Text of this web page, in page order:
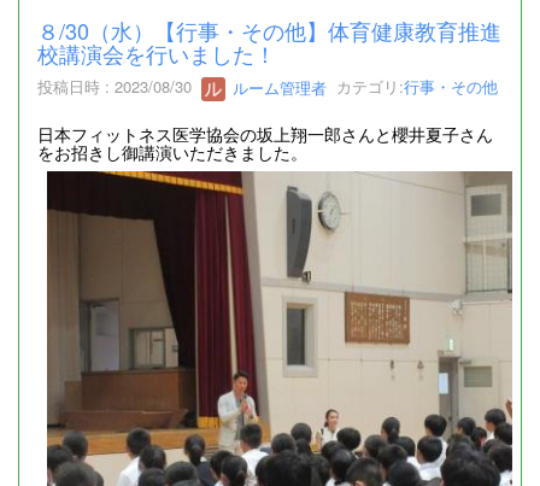
８/30（水）【行事・その他】体育健康教育推進
校講演会を行いました！
投稿日時 : 2023/08/30 ルーム管理者 カテゴリ:行事・その他
日本フィットネス医学協会の坂上翔一郎さんと櫻井夏子さん
をお招きし御講演いただきました。